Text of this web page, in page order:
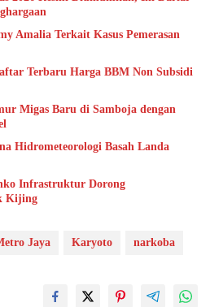
Amalia Terkait Kasus Pemerasan
Terbaru Harga BBM Non Subsidi
Migas Baru di Samboja dengan
Hidrometeorologi Basah Landa
Infrastruktur Dorong
Kijing
Jaya Karyoto narkoba